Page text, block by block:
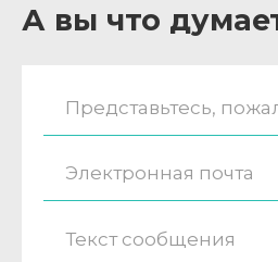
А вы что